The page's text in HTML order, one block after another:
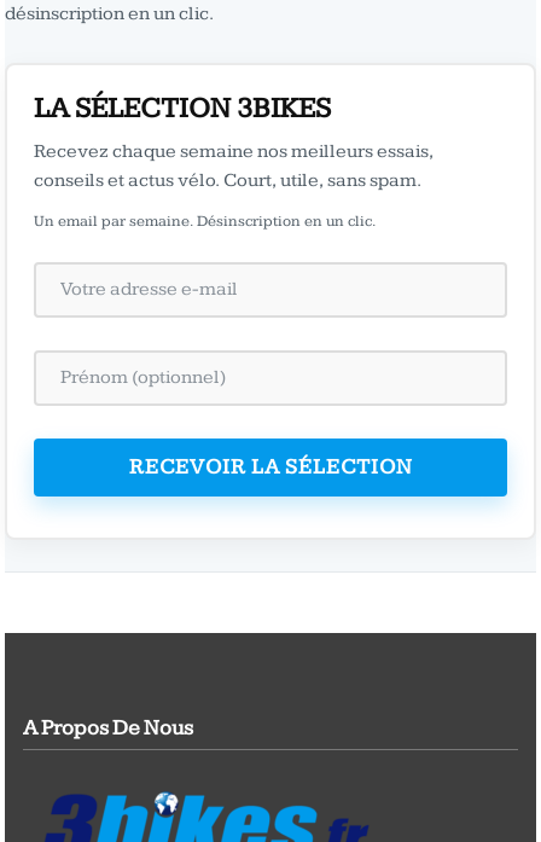
désinscription en un clic.
LA SÉLECTION 3BIKES
Recevez chaque semaine nos meilleurs essais,
conseils et actus vélo. Court, utile, sans spam.
Un email par semaine. Désinscription en un clic.
RECEVOIR LA SÉLECTION
A Propos De Nous